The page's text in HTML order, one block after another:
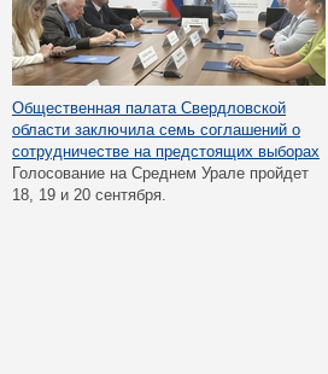
Общественная палата Свердловской
области заключила семь соглашений о
сотрудничестве на предстоящих выборах
Голосование на Среднем Урале пройдет
18, 19 и 20 сентября.